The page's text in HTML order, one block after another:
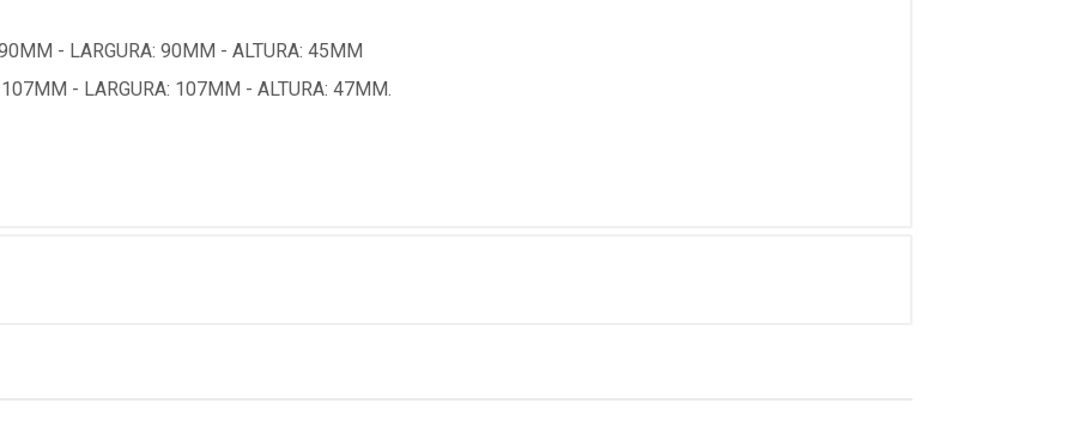
- LARGURA: 90MM - ALTURA: 45MM
- LARGURA: 107MM - ALTURA: 47MM.